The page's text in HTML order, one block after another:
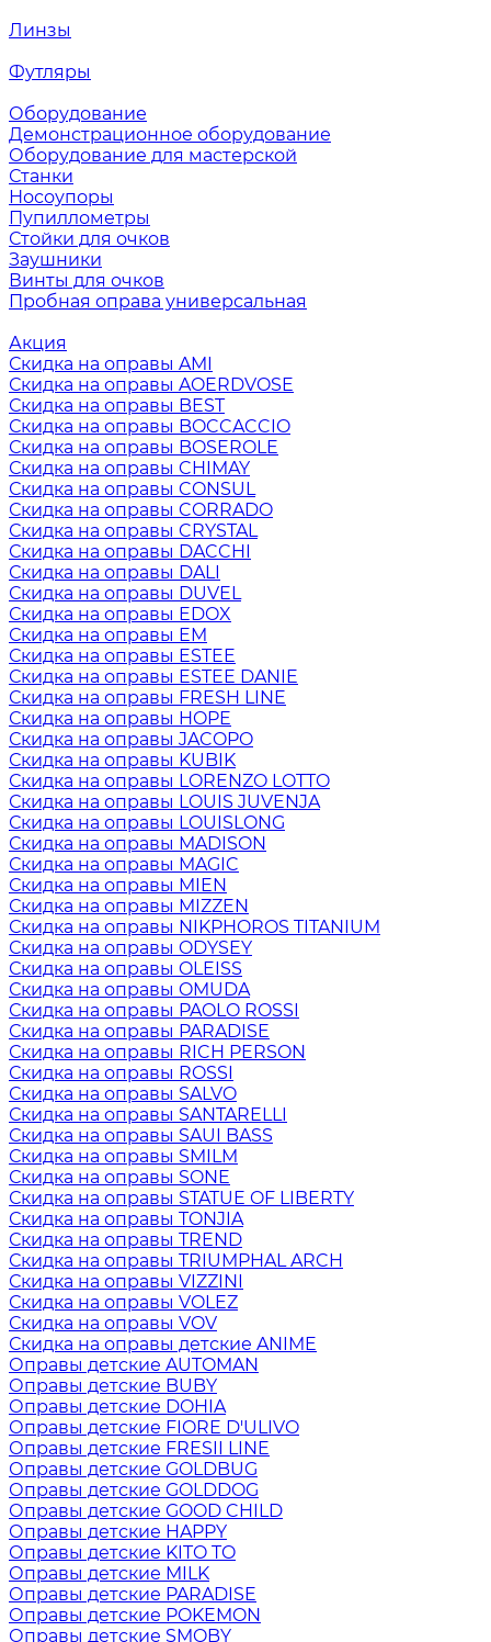
Линзы
Футляры
Оборудование
Демонстрационное оборудование
Оборудование для мастерской
Станки
Носоупоры
Пупиллометры
Стойки для очков
Заушники
Винты для очков
Пробная оправа универсальная
Акция
Скидка на оправы AMI
Скидка на оправы AOERDVOSE
Скидка на оправы BEST
Скидка на оправы BOCCACCIO
Скидка на оправы BOSEROLE
Скидка на оправы CHIMAY
Скидка на оправы CONSUL
Скидка на оправы CORRADO
Скидка на оправы CRYSTAL
Скидка на оправы DACCHI
Скидка на оправы DALI
Скидка на оправы DUVEL
Скидка на оправы EDOX
Скидка на оправы EM
Скидка на оправы ESTEE
Скидка на оправы ESTEE DANIE
Скидка на оправы FRESH LINE
Скидка на оправы HOPE
Скидка на оправы JACOPO
Скидка на оправы KUBIK
Скидка на оправы LORENZO LOTTO
Скидка на оправы LOUIS JUVENJA
Скидка на оправы LOUISLONG
Скидка на оправы MADISON
Скидка на оправы MAGIC
Скидка на оправы MIEN
Скидка на оправы MIZZEN
Скидка на оправы NIKPHOROS TITANIUM
Скидка на оправы ODYSEY
Скидка на оправы OLEISS
Скидка на оправы OMUDA
Скидка на оправы PAOLO ROSSI
Скидка на оправы PARADISE
Скидка на оправы RICH PERSON
Скидка на оправы ROSSI
Скидка на оправы SALVO
Скидка на оправы SANTARELLI
Скидка на оправы SAUI BASS
Скидка на оправы SMILM
Скидка на оправы SONE
Скидка на оправы STATUE OF LIBERTY
Скидка на оправы TONJIA
Скидка на оправы TREND
Скидка на оправы TRIUMPHAL ARCH
Скидка на оправы VIZZINI
Скидка на оправы VOLEZ
Скидка на оправы VOV
Скидка на оправы детские ANIME
Оправы детские AUTOMAN
Оправы детские BUBY
Оправы детские DOHIA
Оправы детские FIORE D'ULIVO
Оправы детские FRESII LINE
Оправы детские GOLDBUG
Оправы детские GOLDDOG
Оправы детские GOOD CHILD
Оправы детские HAPPY
Оправы детские KITO TO
Оправы детские MILK
Оправы детские PARADISE
Оправы детские POKEMON
Оправы детские SMOBY